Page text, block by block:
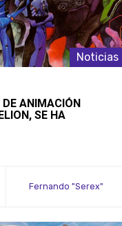
Noticias
ANIMACIÓN
SE HA
Fernando "Serex"